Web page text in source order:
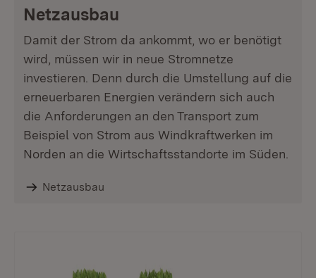
Netzausbau
Damit der Strom da ankommt, wo er benötigt
wird, müssen wir in neue Stromnetze
investieren. Denn durch die Umstellung auf die
erneuerbaren Energien verändern sich auch
die Anforderungen an den Transport zum
Beispiel von Strom aus Windkraftwerken im
Norden an die Wirtschaftsstandorte im Süden.
Netzausbau